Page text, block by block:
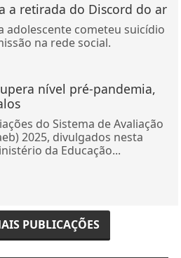
a retirada do Discord do ar
adolescente cometeu suicídio
na rede social.
nível pré-pandemia,
do Sistema de Avaliação
2025, divulgados nesta
da Educação...
PUBLICAÇÕES